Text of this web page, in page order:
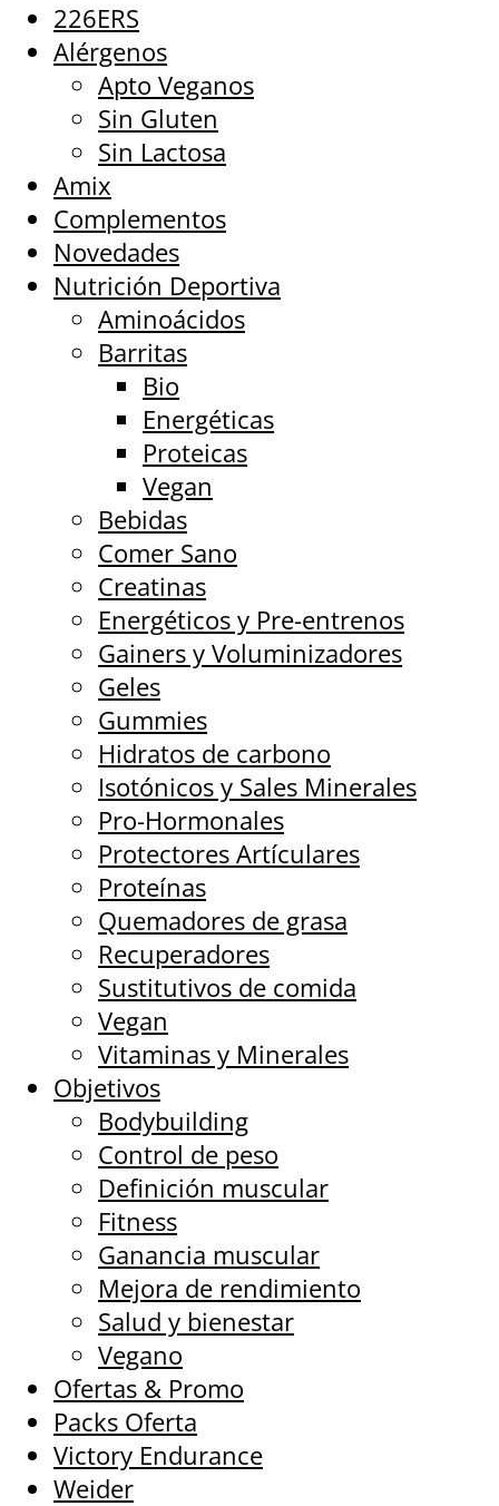
226ERS
Alérgenos
Apto Veganos
Sin Gluten
Sin Lactosa
Amix
Complementos
Novedades
Nutrición Deportiva
Aminoácidos
Barritas
Bio
Energéticas
Proteicas
Vegan
Bebidas
Comer Sano
Creatinas
Energéticos y Pre-entrenos
Gainers y Voluminizadores
Geles
Gummies
Hidratos de carbono
Isotónicos y Sales Minerales
Pro-Hormonales
Protectores Artículares
Proteínas
Quemadores de grasa
Recuperadores
Sustitutivos de comida
Vegan
Vitaminas y Minerales
Objetivos
Bodybuilding
Control de peso
Definición muscular
Fitness
Ganancia muscular
Mejora de rendimiento
Salud y bienestar
Vegano
Ofertas & Promo
Packs Oferta
Victory Endurance
Weider